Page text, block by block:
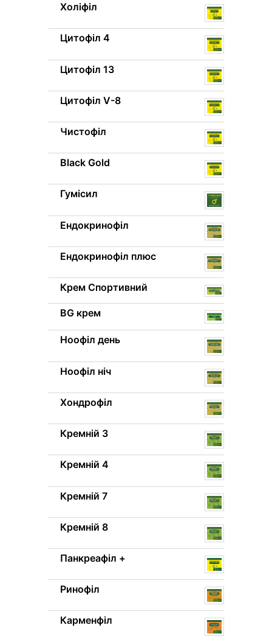
Холіфіл
Цитофіл 4
Цитофіл 13
Цитофіл V-8
Чистофіл
Black Gold
Гумісил
Ендокринофіл
Ендокринофіл плюс
Крем Спортивний
BG крем
Ноофіл день
Ноофіл ніч
Хондрофіл
Кремній 3
Кремній 4
Кремній 7
Кремній 8
Панкреафіл +
Ринофіл
Карменфіл